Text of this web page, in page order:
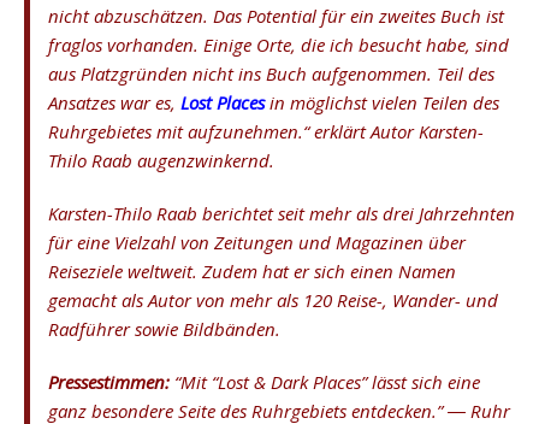
nicht abzuschätzen. Das Potential für ein zweites Buch ist
fraglos vorhanden. Einige Orte, die ich besucht habe, sind
aus Platzgründen nicht ins Buch aufgenommen. Teil des
Ansatzes war es, Lost Placesin möglichst vielen Teilen des
Ruhrgebietes mit aufzunehmen.“ erklärt Autor Karsten-
Thilo Raab augenzwinkernd.
Karsten-Thilo Raab berichtet seit mehr als drei Jahrzehnten
für eine Vielzahl von Zeitungen und Magazinen über
Reiseziele weltweit. Zudem hat er sich einen Namen
gemacht als Autor von mehr als 120 Reise-, Wander- und
Radführer sowie Bildbänden.
Pressestimmen: “Mit “Lost & Dark Places” lässt sich eine
ganz besondere Seite des Ruhrgebiets entdecken.” ― Ruhr